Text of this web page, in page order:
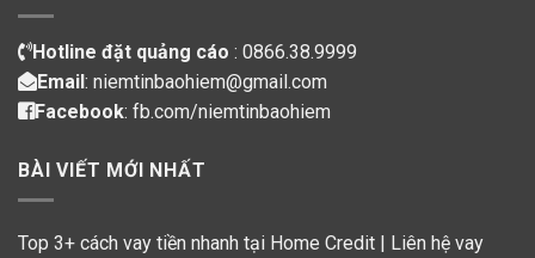
Hotline đặt quảng cáo : 0866.38.9999
Email: niemtinbaohiem@gmail.com
Facebook: fb.com/niemtinbaohiem
BÀI VIẾT MỚI NHẤT
Top 3+ cách vay tiền nhanh tại Home Credit | Liên hệ vay